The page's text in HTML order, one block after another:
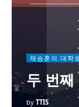
채승훈의 대학
두 번째
by TTIS